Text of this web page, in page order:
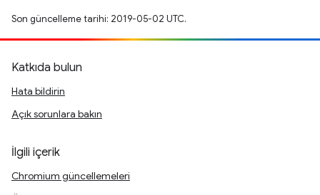
Son güncelleme tarihi: 2019-05-02 UTC.
Katkıda bulun
Hata bildirin
Açık sorunlara bakın
İlgili içerik
Chromium güncellemeleri